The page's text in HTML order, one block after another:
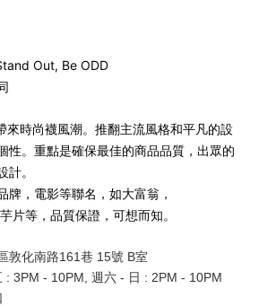
Out, Be ODD
來時尚襪風潮。推翻主流風格和平凡的設
性。重點是確保最佳的商品品質，出眾的
。
牌，電影等聯名，如大富翁，
片等，品質保證，可想而知。
敦化南路161巷 15號 B室
: 3PM - 10PM, 週六 - 日 : 2PM - 10PM